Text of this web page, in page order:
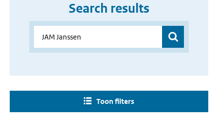
Search results
Toon filters